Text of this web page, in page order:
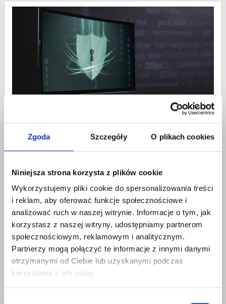
Zgoda Szczegóły O plikach cookies
Niniejsza strona korzysta z plików cookie
Wykorzystujemy pliki cookie do spersonalizowania treści
i reklam, aby oferować funkcje społecznościowe i
analizować ruch w naszej witrynie. Informacje o tym, jak
korzystasz z naszej witryny, udostępniamy partnerom
społecznościowym, reklamowym i analitycznym.
Partnerzy mogą połączyć te informacje z innymi danymi
otrzymanymi od Ciebie lub uzyskanymi podczas
korzystania z ich usług.
Co zrobić po wycieku danych? Plan działania w 60
minut (dla osoby prywatnej i firmy)
Gotowy plan awaryjny krok po kroku: od zmiany haseł i
zabezpieczenia kont, przez blokady i alerty, aż po
zgłoszenia do banku/instytucji i monitorowanie nadużyć.
Artykuł zawiera prostą listę...
CZYTAJ WIĘCEJ